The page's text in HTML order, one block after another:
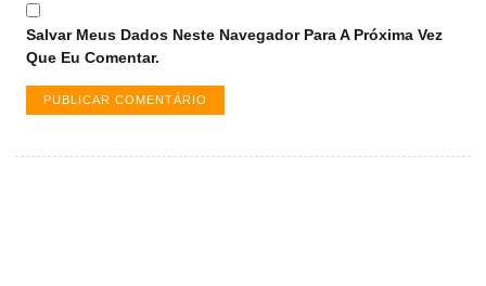
Salvar Meus Dados Neste Navegador Para A Próxima Vez
Que Eu Comentar.